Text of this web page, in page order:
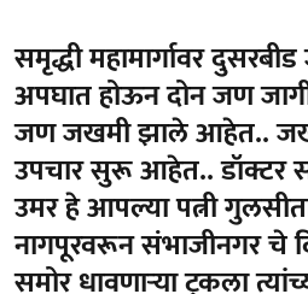
समृद्धी महामार्गावर
अपघात होऊन दोन जण
जण जखमी झाले आहेत..
उपचार सुरू आहेत..
उमर हे आपल्या पत्नी
नागपूरवरून संभाजीनगर चे
समोर धावणाऱ्या ट्रकला